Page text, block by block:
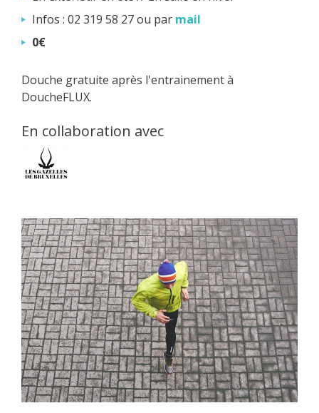
Infos : 02 319 58 27 ou par mail
0€
Douche gratuite après l'entrainement à
DoucheFLUX.
En collaboration avec